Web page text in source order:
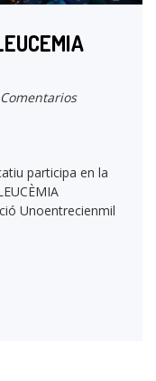
participa en la
Unoentrecienmil